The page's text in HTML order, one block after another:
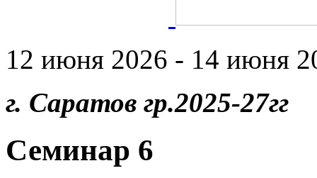
12 июня 2026 - 14 июня
г. Саратов гр.2025-27гг
Семинар 6